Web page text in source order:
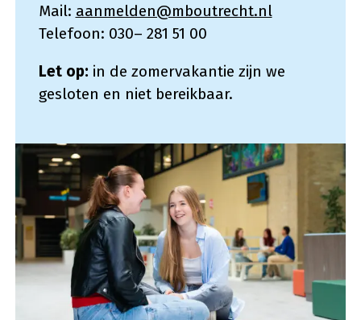
Mail: aanmelden@mboutrecht.nl
Telefoon: 030– 281 51 00
Let op: in de zomervakantie zijn we
gesloten en niet bereikbaar.